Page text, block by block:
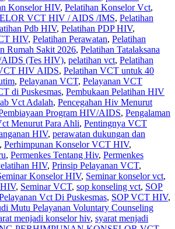
Konselor HIV, Pelatihan Konselor Vct,
VCT HIV / AIDS /IMS, Pelatihan
Pdb HIV, Pelatihan PDP HIV,
HIV, Pelatihan Perawatan, Pelatihan
Rumah Sakit 2026, Pelatihan Tatalaksana
AIDS (Tes HIV), pelatihan vct, Pelatihan
HIV AIDS, Pelatihan VCT untuk 40
, Pelayanan VCT, Pelayanan VCT
di Puskesmas, Pembukaan Pelatihan HIV
Vct Adalah, Pencegahan Hiv Menurut
Program HIV/AIDS, Pengalaman
Menurut Para Ahli, Pentingnya VCT
HIV, perawatan dukungan dan
, Perhimpunan Konselor VCT HIV,
, Permenkes Tentang Hiv, Permenkes
HIV, Prinsip Pelayanan VCT,
Konselor HIV, Seminar konselor vct,
, Seminar VCT, sop konseling vct, SOP
Vct Di Puskesmas, SOP VCT HIV,
Mutu Pelayanan Voluntary Counseling
menjadi konselor hiv, syarat menjadi